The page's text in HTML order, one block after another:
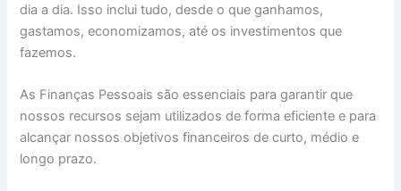
dia a dia. Isso inclui tudo, desde o que ganhamos,
gastamos, economizamos, até os investimentos que
fazemos.
As Finanças Pessoais são essenciais para garantir que
nossos recursos sejam utilizados de forma eficiente e para
alcançar nossos objetivos financeiros de curto, médio e
longo prazo.